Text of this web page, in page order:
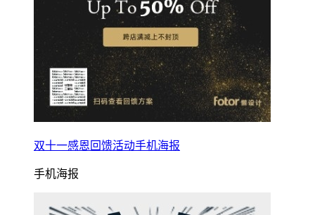
双十一感恩回馈活动手机海报
手机海报